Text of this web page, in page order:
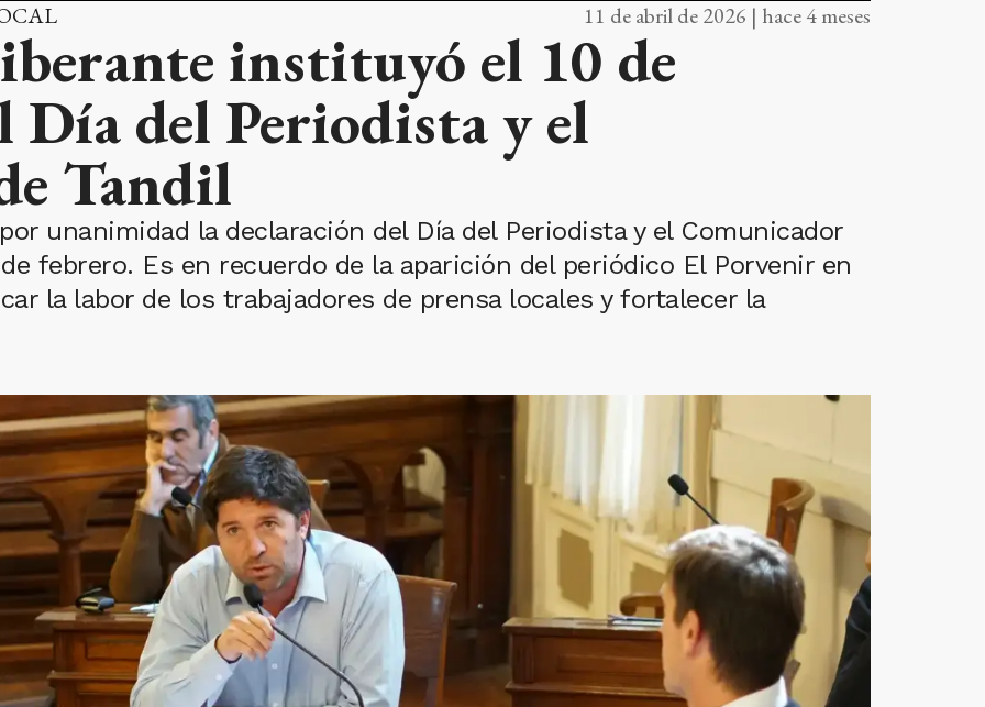
11 de abril de 2026 | hace 4 meses
instituyó el 10 de
Día del Periodista y el
Tandil
unanimidad la declaración del Día del Periodista y el Comunicador
febrero. Es en recuerdo de la aparición del periódico El Porvenir en
la labor de los trabajadores de prensa locales y fortalecer la